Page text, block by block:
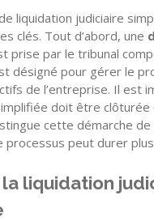
liquidation judiciaire
clés. Tout d’abord, une
prise par le tribunal
désigné pour gérer le
de l’entreprise. Il est
doit être clôturée
cette démarche de
processus peut durer
liquidation